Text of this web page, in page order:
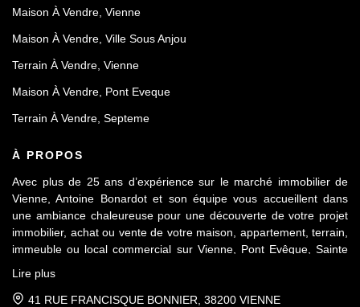
Maison À Vendre, Vienne
Maison À Vendre, Ville Sous Anjou
Terrain À Vendre, Vienne
Maison À Vendre, Pont Eveque
Terrain À Vendre, Septeme
À PROPOS
Avec plus de 25 ans d’expérience sur le marché immobilier de
Vienne, Antoine Bonardot et son équipe vous accueillent dans
une ambiance chaleureuse pour une découverte de votre projet
immobilier, achat ou vente de votre maison, appartement, terrain,
immeuble ou local commercial sur Vienne, Pont Evêque, Sainte
Colombe, Seyssuel et l’agglomération viennoise. Attachée au
respect déontologique de notre profession, notre équipe vous
accompagne de A à Z, dans la confiance mutuelle, pour une
Lire plus
41 RUE FRANCISQUE BONNIER, 38200 VIENNE